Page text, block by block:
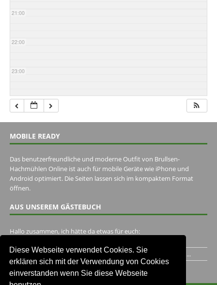
Diese Webseite verwendet Cookies. Sie
erklären sich mit der Verwendung von Cookies
einverstanden wenn Sie diese Webseite
21:00
22:00
23:00
MOBILE READY
Das benutzerfreundliche und moderne Outfit von Brullsen-
Hachmühlen Online ist auch für mobile Geräte wie iPhone und
Android optimiert. Die Seiten lassen sich im kompaktem Format
öffnen.
AUS UNSEREM GÄSTEBUCH
Hallo zusammen, ich hätte da etwas für euch:
Ich habe ein Jahr im Gasthaus Hugo Pape verbracht..Habe ihn...
Unser Gästebuch besuchen